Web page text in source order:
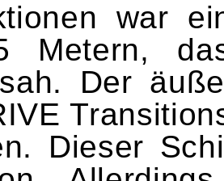
war
Metern,
Der
Dieser